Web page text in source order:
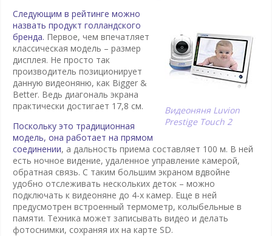
Видеоняня Luvion
Prestige Touch 2
Следующим в рейтинге можно
назвать продукт голландского
бренда. Первое, чем впечатляет
классическая модель – размер
дисплея. Не просто так
производитель позиционирует
данную видеоняню, как Bigger &
Better. Ведь диагональ экрана
практически достигает 17,8 см.
Поскольку это традиционная
модель, она работает на прямом
соединении, а дальность приема составляет 100 м. В ней
есть ночное видение, удаленное управление камерой,
обратная связь. С таким большим экраном вдвойне
удобно отслеживать нескольких деток – можно
подключать к видеоняне до 4-х камер. Еще в ней
предусмотрен встроенный термометр, колыбельные в
памяти. Техника может записывать видео и делать
фотоснимки, сохраняя их на карте SD.